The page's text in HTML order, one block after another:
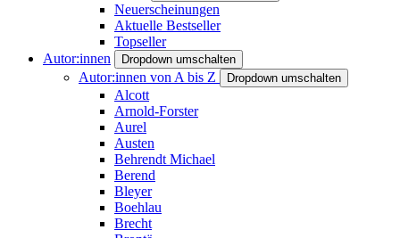
Neuerscheinungen
Aktuelle Bestseller
Topseller
Autor:innen
Dropdown umschalten
Autor:innen von A bis Z Dropdown umschalten
Alcott
Arnold-Forster
Aurel
Austen
Behrendt Michael
Berend
Bleyer
Boehlau
Brecht